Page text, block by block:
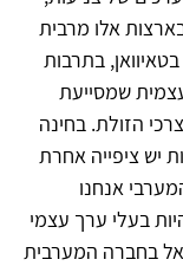
אלו מרבית
בתרבות
שמסייעת
הזולת. בחינה
יש ציפייה אחרת
אנחנו
בעלי ערך עצמי
בחברה המערבית